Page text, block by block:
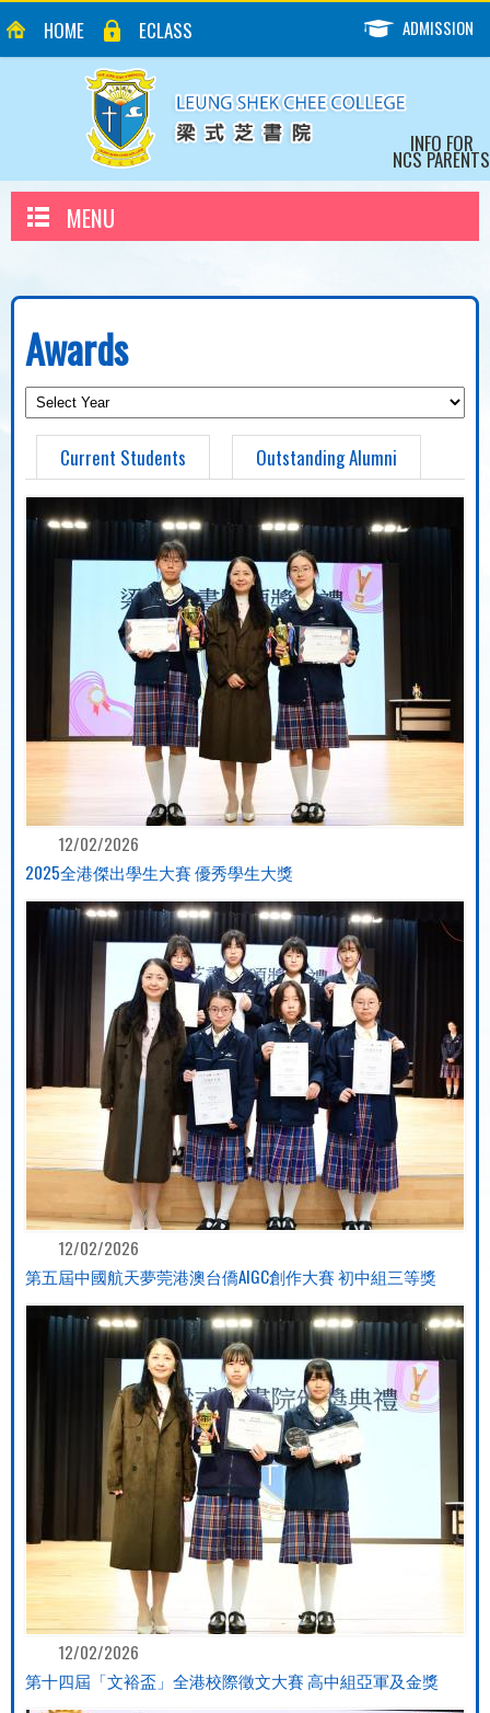
HOME ECLASS ADMISSION
INFO FOR
NCS PARENTS
MENU
Awards
Current Students Outstanding Alumni
12/02/2026
2025全港傑出學生大賽 優秀學生大獎
12/02/2026
第五屆中國航天夢莞港澳台僑AIGC創作大賽 初中組三等獎
12/02/2026
第十四屆「文裕盃」全港校際徵文大賽 高中組亞軍及金獎